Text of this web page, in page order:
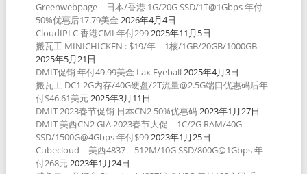
Greenwebpage – 日本/香港 1G/20G SSD/1T@1Gbps 年付
50%优惠后17.79美金 2026年4月4日
CloudIPLC 香港CMI 年付2992025年11月5日
搬瓦工 MINICHICKEN : $19/年 – 1核/1GB/20GB/1000GB
2025年5月21日
DMIT促销 年付49.99美金 Lax Eyeball 2025年4月3日
搬瓦工 DC1 2G内存/40G硬盘/2T流量@2.5G端口优惠码后年
付$46.61美元2025年3月11日
DMIT 2023春节促销 日本CN2 50%优惠码2023年1月27日
DMIT 美西CN2 GIA 2023春节大促 – 1C/2G RAM/40G
SSD/1500G@4Gbps 年付$992023年1月25日
Cubecloud – 美西4837 – 512M/10G SSD/800G@1Gbps 年
付268元2023年1月24日